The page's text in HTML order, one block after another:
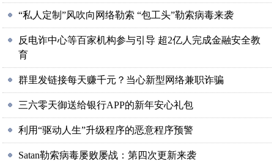
“私人定制”风吹向网络勒索 “包工头”勒索病毒来袭
反电诈中心等百家机构参与引导 超2亿人完成金融安全教
育
群里发链接每天赚千元？当心新型网络兼职诈骗
三六零天御送给银行APP的新年安心礼包
利用“驱动人生”升级程序的恶意程序预警
Satan勒索病毒屡败屡战：第四次更新来袭